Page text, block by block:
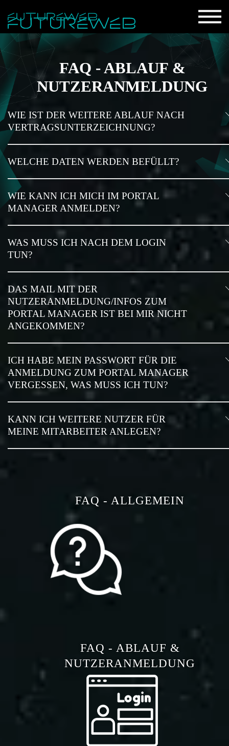
FAQ - ABLAUF &
NUTZERANMELDUNG
WIE IST DER WEITERE ABLAUF NACH
VERTRAGSUNTERZEICHNUNG?
WELCHE DATEN WERDEN BEFÜLLT?
WIE KANN ICH MICH IM PORTAL
MANAGER ANMELDEN?
WAS MUSS ICH NACH DEM LOGIN
TUN?
DAS MAIL MIT DER
NUTZERANMELDUNG/INFOS ZUM
PORTAL MANAGER IST BEI MIR NICHT
ANGEKOMMEN?
ICH HABE MEIN PASSWORT FÜR DIE
ANMELDUNG ZUM PORTAL MANAGER
VERGESSEN, WAS MUSS ICH TUN?
KANN ICH WEITERE NUTZER FÜR
MEINE MITARBEITER ANLEGEN?
FAQ - ALLGEMEIN
FAQ - ABLAUF &
NUTZERANMELDUNG